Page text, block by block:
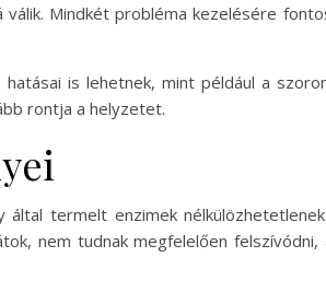
Mindkét probléma kezelésére
is lehetnek, mint például a
rontja a helyzetet.
termelt enzimek
nem tudnak megfelelően felszívódni,